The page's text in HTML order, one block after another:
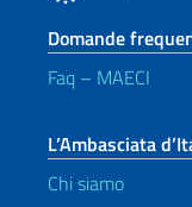
Domande
Faq – MAECI
L’Ambasciata
Chi siamo